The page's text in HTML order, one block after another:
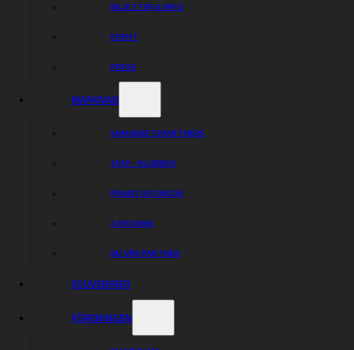
BILJETTER & INFO
EVENT
PRESS
MARKNAD
SAMARBETSPARTNERS
1949 – KLUBBEN
PRIVAT-SPONSOR
2 KRONAN
BLI VÅR PARTNER
SOUVENIRER
FÖRENINGEN